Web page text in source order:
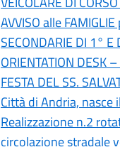
AVVISO alle
SECONDARIE DI 1° E
ORIENTATION
FESTA DEL SS.
Città di Andria, nasce
Realizzazione n.2
circolazione stradale